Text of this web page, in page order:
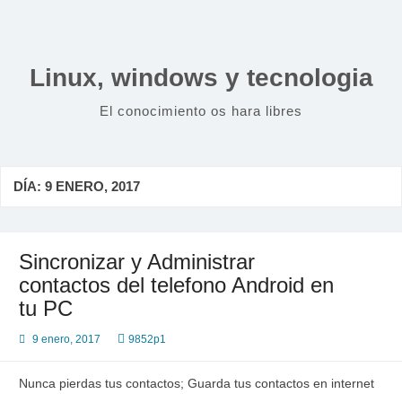
Linux, windows y tecnologia
El conocimiento os hara libres
DÍA: 9 ENERO, 2017
Sincronizar y Administrar
contactos del telefono Android en
tu PC
9 enero, 2017 9852p1
Nunca pierdas tus contactos; Guarda tus contactos en internet